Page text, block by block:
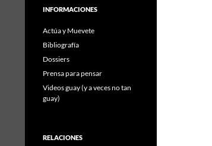
INFORMACIONES
Actúa y Muevete
Bibliografía
Dossiers
Prensa para pensar
Videos guay (y a veces no tan
guay)
RELACIONES